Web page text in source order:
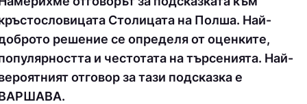
Столицата на Полша. Най-
решение се определя от оценките,
и честотата на търсенията. Най-
отговор за тази подсказка е